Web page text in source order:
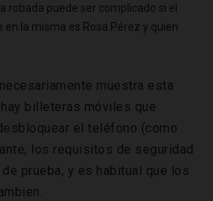
robada puede ser complicado si el
en la misma es Rosa Pérez y quien
muestra esta
billeteras móviles que
el teléfono (como
los requisitos de seguridad
prueba, y es habitual que los